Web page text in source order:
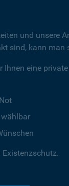
und unsere
sind, kann
Ihnen eine
Existenzschutz.